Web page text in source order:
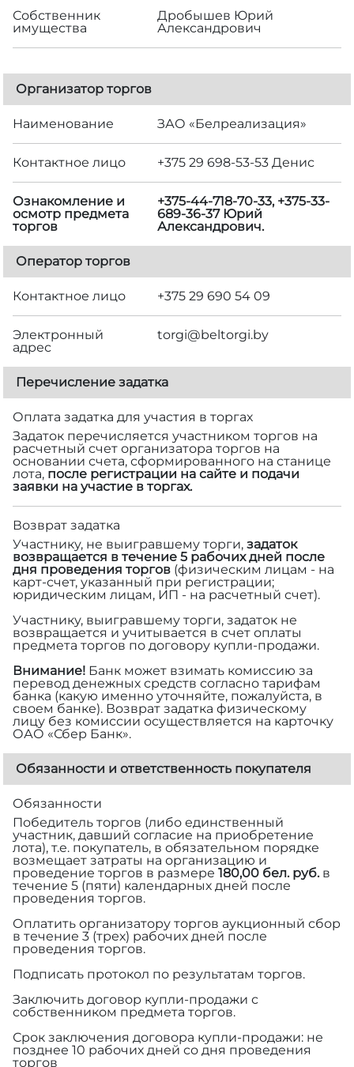
Собственник
имущества
Дробышев Юрий
Александрович
Организатор торгов
Наименование ЗАО «Белреализация»
Контактное лицо +375 29 698-53-53 Денис
Ознакомление и
осмотр предмета
торгов
+375-44-718-70-33, +375-33-
689-36-37 Юрий
Александрович.
Оператор торгов
Контактное лицо +375 29 690 54 09
Электронный
адрес
torgi@beltorgi.by
Перечисление задатка
Оплата задатка для участия в торгах
Задаток перечисляется участником торгов на
расчетный счет организатора торгов на
основании счета, сформированного на станице
лота, после регистрации на сайте и подачи
заявки на участие в торгах.
Возврат задатка
Участнику, не выигравшему торги, задаток
возвращается в течение 5 рабочих дней после
дня проведения торгов (физическим лицам - на
карт-счет, указанный при регистрации;
юридическим лицам, ИП - на расчетный счет).
Участнику, выигравшему торги, задаток не
возвращается и учитывается в счет оплаты
предмета торгов по договору купли-продажи.
Внимание! Банк может взимать комиссию за
перевод денежных средств согласно тарифам
банка (какую именно уточняйте, пожалуйста, в
своем банке). Возврат задатка физическому
лицу без комиссии осуществляется на карточку
ОАО «Сбер Банк».
Обязанности и ответственность покупателя
Обязанности
Победитель торгов (либо единственный
участник, давший согласие на приобретение
лота), т.е. покупатель, в обязательном порядке
возмещает затраты на организацию и
проведение торгов в размере 180,00 бел. руб.в
течение 5 (пяти) календарных дней после
проведения торгов.
Оплатить организатору торгов аукционный сбор
в течение 3 (трех) рабочих дней после
проведения торгов.
Подписать протокол по результатам торгов.
Заключить договор купли-продажи с
собственником предмета торгов.
Срок заключения договора купли-продажи: не
позднее 10 рабочих дней со дня проведения
торгов